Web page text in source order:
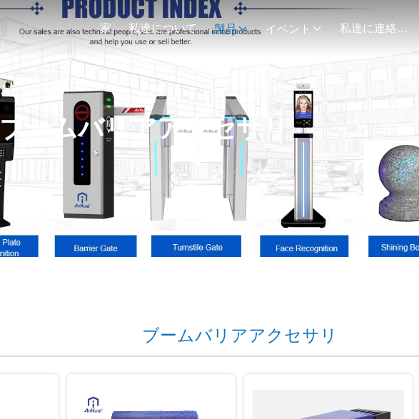
家 私達について 製品 イベント 私達に連絡しなさい
ブームバリアアクセサリ
ブームバリアアクセサリ